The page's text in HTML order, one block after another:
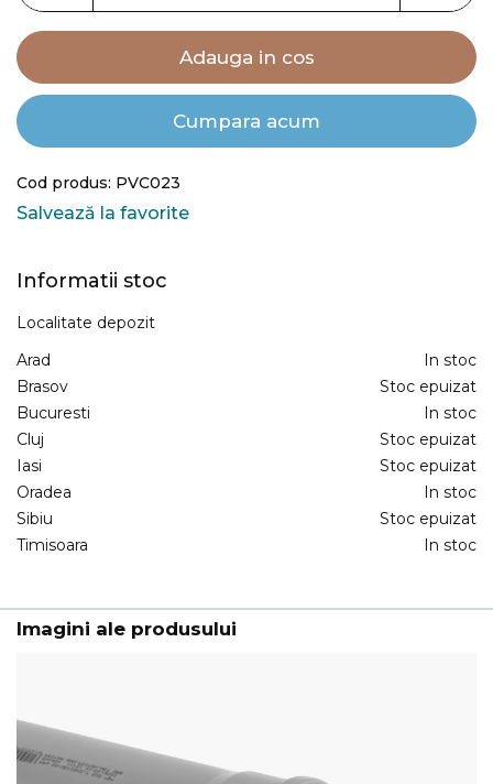
Adauga in cos
Cumpara acum
Cod produs: PVC023
Salvează la favorite
Informatii stoc
Localitate depozit
Arad
In stoc
Brasov
Stoc epuizat
Bucuresti
In stoc
Cluj
Stoc epuizat
Iasi
Stoc epuizat
Oradea
In stoc
Sibiu
Stoc epuizat
Timisoara
In stoc
Imagini ale produsului